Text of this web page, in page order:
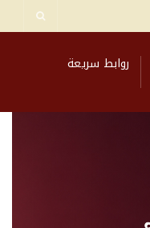
روابط سريعة